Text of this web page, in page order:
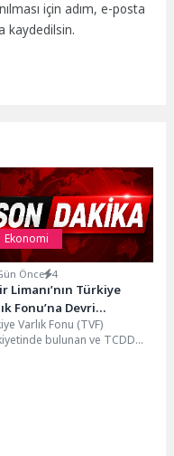
için adım, e-posta
kaydedilsin.
Ekonomi
Önce 4
Limanı’nın Türkiye
Fonu’na Devri
Varlık Fonu (TVF)
bulunan ve TCDD